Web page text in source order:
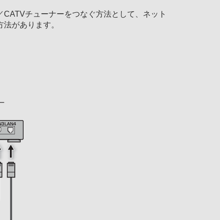
チューナーをつなぐ方法として、ネット
があります。